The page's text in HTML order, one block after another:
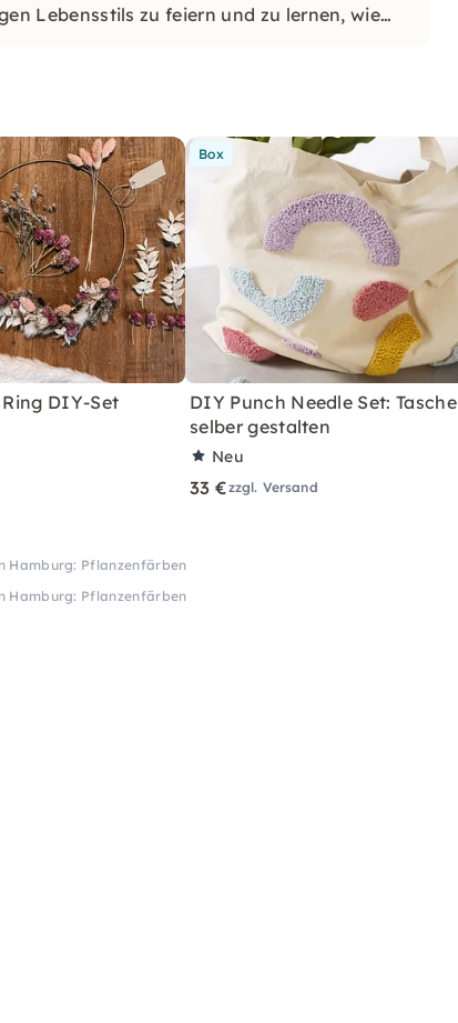
Lebensstils zu feiern und zu lernen, wie
DIY-Set
Box
DIY Punch Needle Set: Tasche
selber gestalten
Neu
33 €zzgl. Versand
Hamburg: Pflanzenfärben
Hamburg: Pflanzenfärben